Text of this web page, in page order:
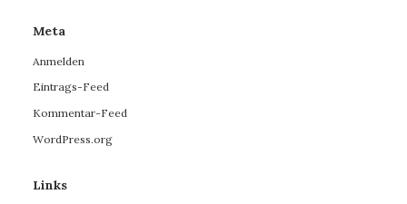
Meta
Anmelden
Eintrags-Feed
Kommentar-Feed
WordPress.org
Links